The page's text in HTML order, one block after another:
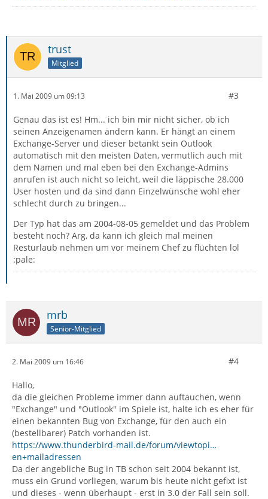
trust
Mitglied
1. Mai 2009 um 09:13 #3
Genau das ist es! Hm... ich bin mir nicht sicher, ob ich
seinen Anzeigenamen ändern kann. Er hängt an einem
Exchange-Server und dieser betankt sein Outlook
automatisch mit den meisten Daten, vermutlich auch mit
dem Namen und mal eben bei den Exchange-Admins
anrufen ist auch nicht so leicht, weil die läppische 28.000
User hosten und da sind dann Einzelwünsche wohl eher
schlecht durch zu bringen...
Der Typ hat das am 2004-08-05 gemeldet und das Problem
besteht noch? Arg, da kann ich gleich mal meinen
Resturlaub nehmen um vor meinem Chef zu flüchten lol
:pale:
mrb
Senior-Mitglied
2. Mai 2009 um 16:46 #4
Hallo,
da die gleichen Probleme immer dann auftauchen, wenn
"Exchange" und "Outlook" im Spiele ist, halte ich es eher für
einen bekannten Bug von Exchange, für den auch ein
(bestellbarer) Patch vorhanden ist.
https://www.thunderbird-mail.de/forum/viewtopi…
en+mailadressen
Da der angebliche Bug in TB schon seit 2004 bekannt ist,
muss ein Grund vorliegen, warum bis heute nicht gefixt ist
und dieses - wenn überhaupt - erst in 3.0 der Fall sein soll.